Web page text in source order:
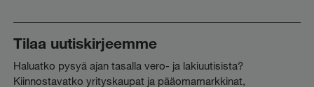
Tilaa uutiskirjeemme
Haluatko pysyä ajan tasalla vero- ja lakiuutisista?
Kiinnostavatko yrityskaupat ja pääomamarkkinat,